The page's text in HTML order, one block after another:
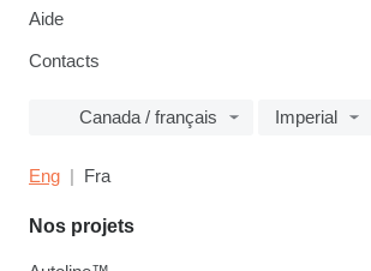
Aide
Contacts
Canada / français Imperial
Eng Fra
Nos projets